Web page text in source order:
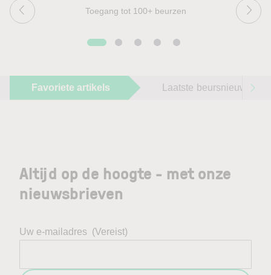
Toegang tot 100+ beurzen
Favoriete artikels Laatste beursnieuws
Altijd op de hoogte - met onze
nieuwsbrieven
Uw e-mailadres (Vereist)